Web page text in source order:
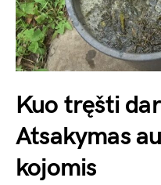
Kuo tręšti
Atsakymas
kojomis